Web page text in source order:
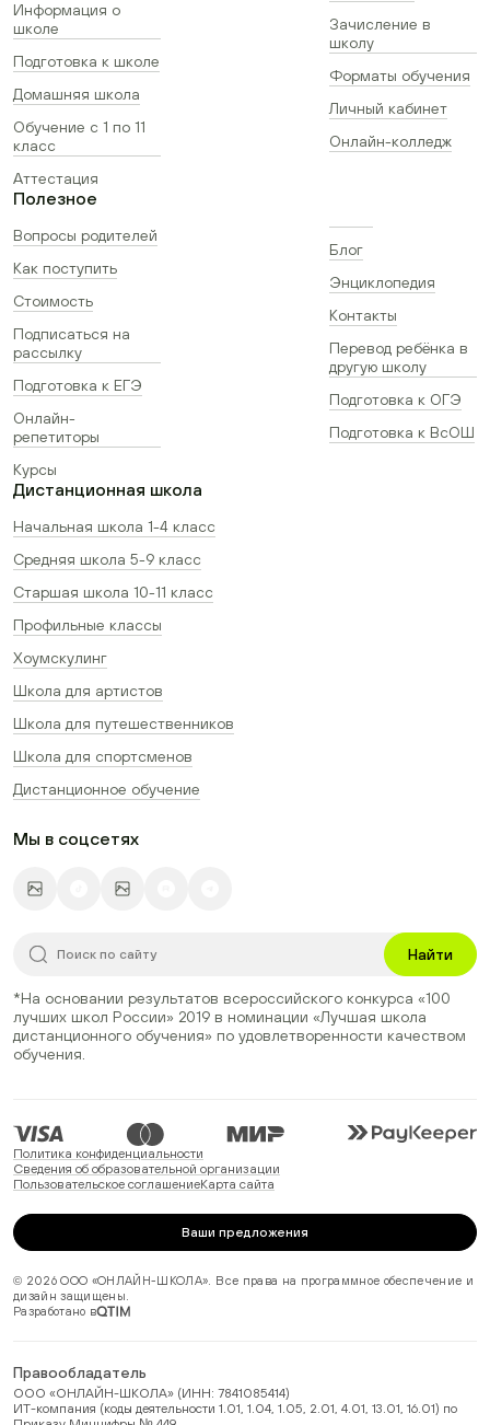
Информация о
школе
Подготовка к школе
Домашняя школа
Обучение с 1 по 11
класс
Аттестация
Зачисление в
школу
Форматы обучения
Личный кабинет
Онлайн-колледж
Полезное
Вопросы родителей
Как поступить
Стоимость
Подписаться на
рассылку
Подготовка к ЕГЭ
Онлайн-
репетиторы
Курсы
Блог
Энциклопедия
Контакты
Перевод ребёнка в
другую школу
Подготовка к ОГЭ
Подготовка к ВсОШ
Дистанционная школа
Начальная школа 1-4 класс
Средняя школа 5-9 класс
Старшая школа 10-11 класс
Профильные классы
Хоумскулинг
Школа для артистов
Школа для путешественников
Школа для спортсменов
Дистанционное обучение
Мы в соцсетях
Найти
*На основании результатов всероссийского конкурса «100
лучших школ России» 2019 в номинации «Лучшая школа
дистанционного обучения» по удовлетворенности качеством
обучения.
Политика конфиденциальности
Сведения об образовательной организации
Пользовательское соглашениеКарта сайта
Ваши предложения
© 2026 ООО «ОНЛАЙН-ШКОЛА». Все права на программное обеспечение и
дизайн защищены.
Разработано в
Правообладатель
ООО «ОНЛАЙН-ШКОЛА» (ИНН: 7841085414)
ИТ-компания (коды деятельности 1.01, 1.04, 1.05, 2.01, 4.01, 13.01, 16.01) по